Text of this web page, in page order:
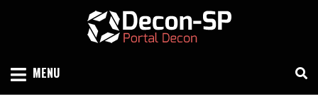
MENU